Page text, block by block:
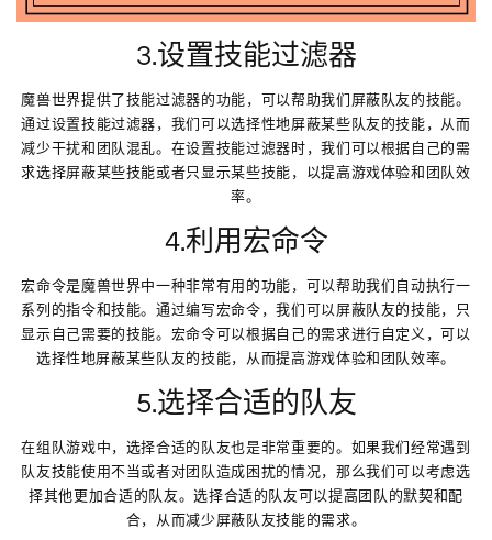
3.设置技能过滤器
魔兽世界提供了技能过滤器的功能，可以帮助我们屏蔽队友的技能。
通过设置技能过滤器，我们可以选择性地屏蔽某些队友的技能，从而
减少干扰和团队混乱。在设置技能过滤器时，我们可以根据自己的需
求选择屏蔽某些技能或者只显示某些技能，以提高游戏体验和团队效
率。
4.利用宏命令
宏命令是魔兽世界中一种非常有用的功能，可以帮助我们自动执行一
系列的指令和技能。通过编写宏命令，我们可以屏蔽队友的技能，只
显示自己需要的技能。宏命令可以根据自己的需求进行自定义，可以
选择性地屏蔽某些队友的技能，从而提高游戏体验和团队效率。
5.选择合适的队友
在组队游戏中，选择合适的队友也是非常重要的。如果我们经常遇到
队友技能使用不当或者对团队造成困扰的情况，那么我们可以考虑选
择其他更加合适的队友。选择合适的队友可以提高团队的默契和配
合，从而减少屏蔽队友技能的需求。